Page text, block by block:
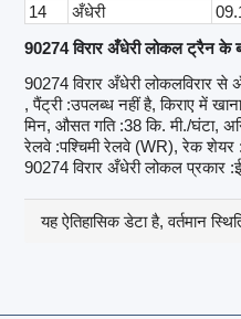
14
अँधेरी
90274 विरार अँधेरी लोकल ट्रैन के
90274 विरार अँधेरी लोकलविरार
, पैंट्री :उपलब्ध नहीं है, किराए में
मिन, औसत गति :38 कि. मी./घंटा,
रेलवे :पश्चिमी रेलवे (WR), रेक शेयर :
90274 विरार अँधेरी लोकल प्रकार
यह ऐतिहासिक डेटा है, वर्तमान